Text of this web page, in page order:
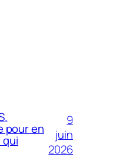
pour en
qui
9
juin
2026